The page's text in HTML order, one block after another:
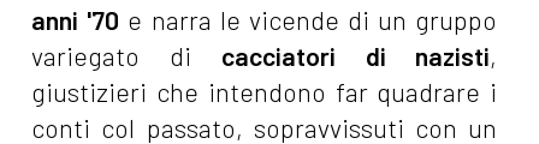
anni '70 e narra le vicende di un gruppo
variegato di cacciatori di nazisti,
giustizieri che intendono far quadrare i
conti col passato, sopravvissuti con un